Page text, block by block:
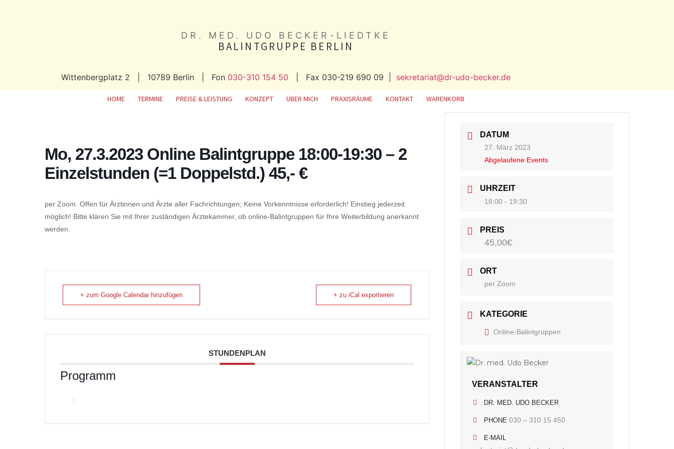
DR. MED. UDO BECKER-LIEDTKE
BALINTGRUPPE BERLIN
Wittenbergplatz 2 | 10789 Berlin | Fon 030-310 154 50 | Fax 030-219 690 09 | sekretariat@dr-udo-becker.de
HOME TERMINE PREISE & LEISTUNG KONZEPT ÜBER MICH PRAXISRÄUME KONTAKT WARENKORB
Mo, 27.3.2023 Online Balintgruppe 18:00-19:30 – 2
Einzelstunden (=1 Doppelstd.) 45,- €
per Zoom. Offen für Ärztinnen und Ärzte aller Fachrichtungen; Keine Vorkenntnisse erforderlich! Einstieg jederzeit
möglich! Bitte klären Sie mit Ihrer zuständigen Ärztekammer, ob online-Balintgruppen für Ihre Weiterbildung anerkannt
werden.
+ zum Google Calendar hinzufügen + zu iCal exportieren
STUNDENPLAN
Programm
DATUM
27. März 2023
Abgelaufene Events
UHRZEIT
18:00 - 19:30
PREIS
45,00€
ORT
per Zoom
KATEGORIE
Online-Balintgruppen
VERANSTALTER
DR. MED. UDO BECKER
PHONE 030 – 310 15 450
E-MAIL